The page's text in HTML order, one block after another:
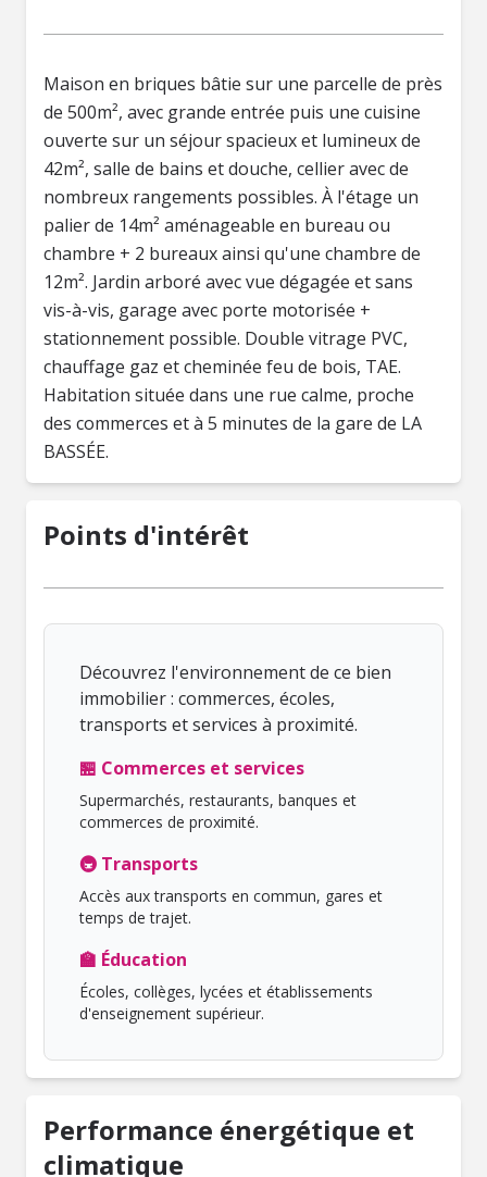
Maison en briques bâtie sur une parcelle de près
de 500m², avec grande entrée puis une cuisine
ouverte sur un séjour spacieux et lumineux de
42m², salle de bains et douche, cellier avec de
nombreux rangements possibles. À l'étage un
palier de 14m² aménageable en bureau ou
chambre + 2 bureaux ainsi qu'une chambre de
12m². Jardin arboré avec vue dégagée et sans
vis-à-vis, garage avec porte motorisée +
stationnement possible. Double vitrage PVC,
chauffage gaz et cheminée feu de bois, TAE.
Habitation située dans une rue calme, proche
des commerces et à 5 minutes de la gare de LA
BASSÉE.
Points d'intérêt
Découvrez l'environnement de ce bien
immobilier : commerces, écoles,
transports et services à proximité.
🏪 Commerces et services
Supermarchés, restaurants, banques et
commerces de proximité.
🚇 Transports
Accès aux transports en commun, gares et
temps de trajet.
🏫 Éducation
Écoles, collèges, lycées et établissements
d'enseignement supérieur.
Performance énergétique et
climatique